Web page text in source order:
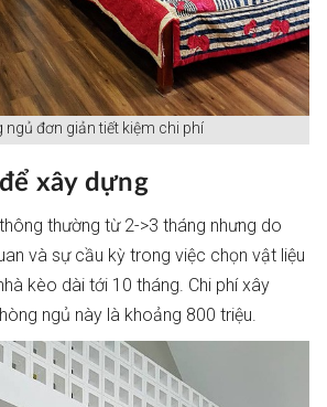
ngủ đơn giản tiết kiệm chi phí
xây dựng
thường từ 2->3 tháng nhưng do
và sự cầu kỳ trong việc chọn vật liệu
kèo dài tới 10 tháng. Chi phí xây
ngủ này là khoảng 800 triệu.